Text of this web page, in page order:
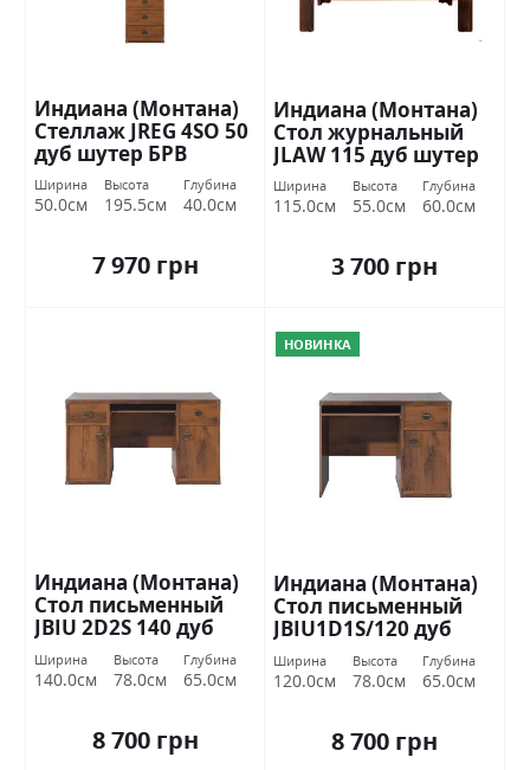
Индиана (Монтана)
Стеллаж JREG 4SO 50
дуб шутер БРВ
Украина
Ширина
50.0см
Высота
195.5см
Глубина
40.0см
7 970 грн
Индиана (Монтана)
Стол журнальный
JLAW 115 дуб шутер
БРВ Украина
Ширина
115.0см
Высота
55.0см
Глубина
60.0см
3 700 грн
Индиана (Монтана)
Стол письменный
JBIU 2D2S 140 дуб
шутер БРВ Украина
Ширина
140.0см
Высота
78.0см
Глубина
65.0см
8 700 грн
НОВИНКА
Индиана (Монтана)
Стол письменный
JBIU1D1S/120 дуб
шутер БРВ Украина
Ширина
120.0см
Высота
78.0см
Глубина
65.0см
8 700 грн